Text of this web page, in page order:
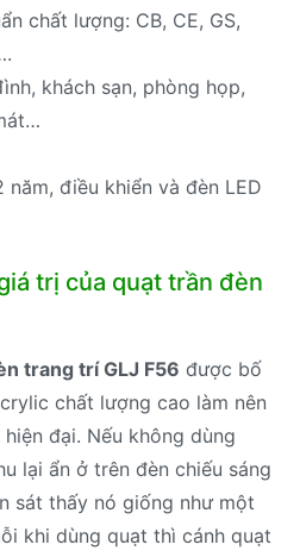
chất lượng: CB, CE, GS,
khách sạn, phòng họp,
điều khiển và đèn LED
trị của quạt trần đèn
trang trí GLJ F56 được bố
chất lượng cao làm nên
đại. Nếu không dùng
lại ẩn ở trên đèn chiếu sáng
sát thấy nó giống như một
khi dùng quạt thì cánh quạt